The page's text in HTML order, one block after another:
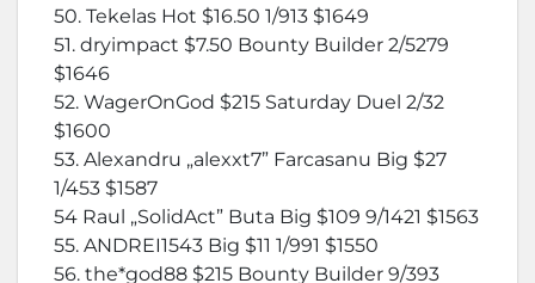
50. Tekelas Hot $16.50 1/913 $1649
51. dryimpact $7.50 Bounty Builder 2/5279
$1646
52. WagerOnGod $215 Saturday Duel 2/32
$1600
53. Alexandru „alexxt7” Farcasanu Big $27
1/453 $1587
54 Raul „SolidAct” Buta Big $109 9/1421 $1563
55. ANDREI1543 Big $11 1/991 $1550
56. the*god88 $215 Bounty Builder 9/393